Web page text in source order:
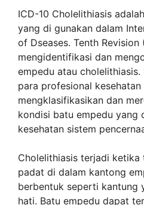
ICD-10 Cholelithiasis
yang di gunakan dalam
of Dseases. Tenth Revision
mengidentifikasi dan
empedu atau cholelithiasis.
para profesional kesehatan
mengklasifikasikan dan
kondisi batu empedu yang
kesehatan sistem
Cholelithiasis terjadi
padat di dalam kantong
berbentuk seperti kantung
hati. Batu empedu dapat